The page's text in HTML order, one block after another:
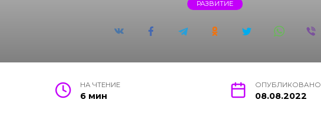
РАЗВИТИЕ
НА ЧТЕНИЕ
6 мин
ОПУБЛИКОВАНО
08.08.2022